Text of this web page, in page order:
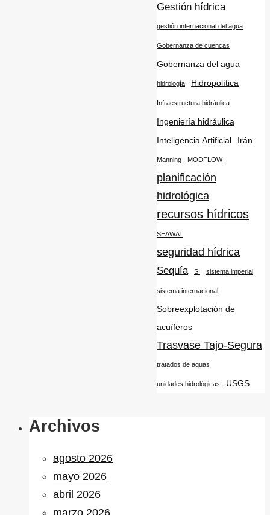
Gestión hídrica
gestión internacional del agua
Gobernanza de cuencas
Gobernanza del agua
hidrología Hidropolítica
Infraestructura hidráulica
Ingeniería hidráulica
Inteligencia Artificial
Irán
Manning MODFLOW
planificación
hidrológica
recursos hídricos
SEAWAT
seguridad hídrica
Sequía SI sistema imperial
sistema internacional
Sobreexplotación de
acuíferos
Trasvase Tajo-Segura
tratados de aguas
unidades hidrológicas USGS
Archivos
agosto 2026
mayo 2026
abril 2026
marzo 2026